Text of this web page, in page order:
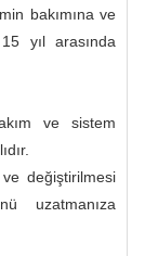
bakımına ve
yıl arasında
ve sistem
değiştirilmesi
uzatmanıza